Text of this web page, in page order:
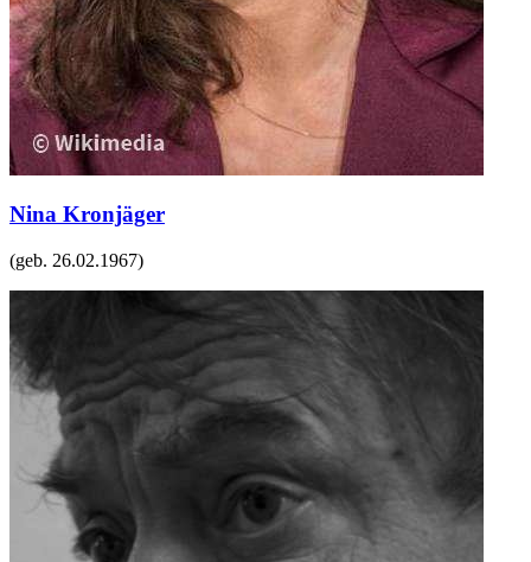
Nina Kronjäger
(geb. 26.02.1967)